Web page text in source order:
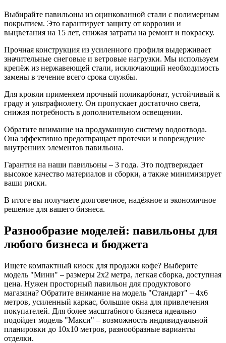
Выбирайте павильоны из оцинкованной стали с полимерным
покрытием. Это гарантирует защиту от коррозии и
выцветания на 15 лет, снижая затраты на ремонт и покраску.
Прочная конструкция из усиленного профиля выдерживает
значительные снеговые и ветровые нагрузки. Мы используем
крепёж из нержавеющей стали, исключающий необходимость
замены в течение всего срока службы.
Для кровли применяем прочный поликарбонат, устойчивый к
граду и ультрафиолету. Он пропускает достаточно света,
снижая потребность в дополнительном освещении.
Обратите внимание на продуманную систему водоотвода.
Она эффективно предотвращает протечки и повреждение
внутренних элементов павильона.
Гарантия на наши павильоны – 3 года. Это подтверждает
высокое качество материалов и сборки, а также минимизирует
ваши риски.
В итоге вы получаете долговечное, надёжное и экономичное
решение для вашего бизнеса.
Разнообразие моделей: павильоны для
любого бизнеса и бюджета
Ищете компактный киоск для продажи кофе? Выберите
модель "Мини" – размеры 2х2 метра, легкая сборка, доступная
цена. Нужен просторный павильон для продуктового
магазина? Обратите внимание на модель "Стандарт" – 4х6
метров, усиленный каркас, большие окна для привлечения
покупателей. Для более масштабного бизнеса идеально
подойдет модель "Макси" – возможность индивидуальной
планировки до 10х10 метров, разнообразные варианты
отделки.